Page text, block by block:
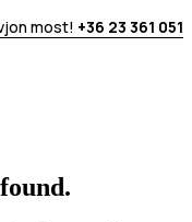
most! +36 23 361 051